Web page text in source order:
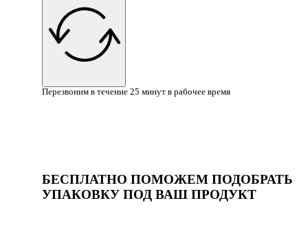
Перезвоним в течение 25 минут в рабочее время
БЕСПЛАТНО ПОМОЖЕМ ПОДОБРАТЬ
УПАКОВКУ ПОД ВАШ ПРОДУКТ